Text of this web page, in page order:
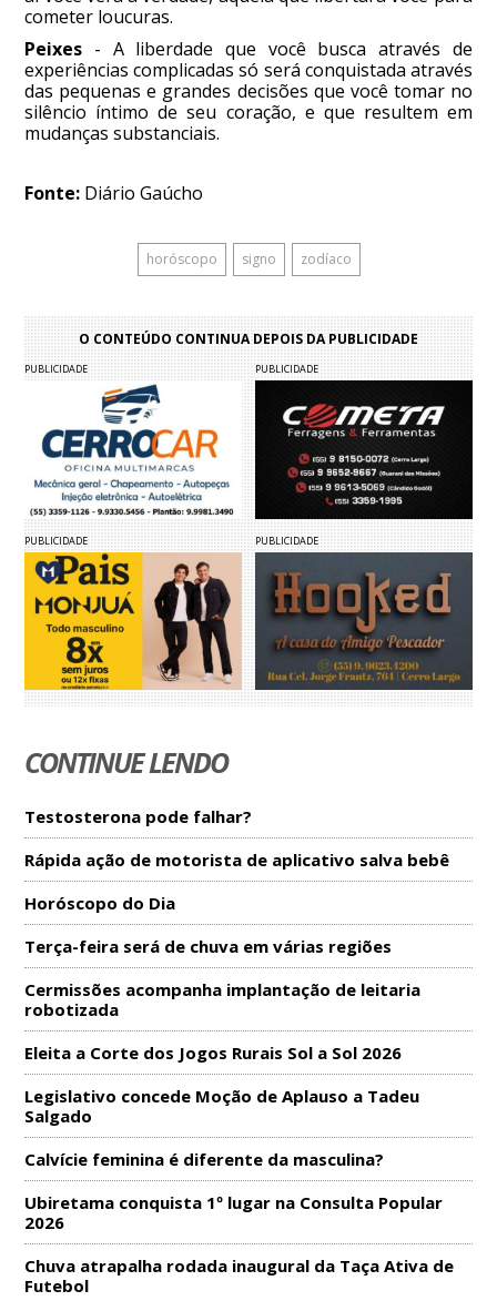
cometer loucuras.
Peixes - A liberdade que você busca através de
experiências complicadas só será conquistada através
das pequenas e grandes decisões que você tomar no
silêncio íntimo de seu coração, e que resultem em
mudanças substanciais.
Fonte: Diário Gaúcho
horóscopo signo zodíaco
O CONTEÚDO CONTINUA DEPOIS DA PUBLICIDADE
PUBLICIDADE PUBLICIDADE
PUBLICIDADE PUBLICIDADE
CONTINUE LENDO
Testosterona pode falhar?
Rápida ação de motorista de aplicativo salva bebê
Horóscopo do Dia
Terça-feira será de chuva em várias regiões
Cermissões acompanha implantação de leitaria
robotizada
Eleita a Corte dos Jogos Rurais Sol a Sol 2026
Legislativo concede Moção de Aplauso a Tadeu
Salgado
Calvície feminina é diferente da masculina?
Ubiretama conquista 1º lugar na Consulta Popular
2026
Chuva atrapalha rodada inaugural da Taça Ativa de
Futebol